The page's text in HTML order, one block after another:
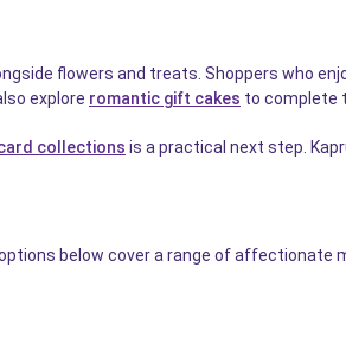
flowers and treats. Shoppers who
explore romantic gift cakes to complete
collections is a practical next step.
below cover a range of affectionate